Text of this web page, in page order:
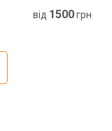
від 1500грн